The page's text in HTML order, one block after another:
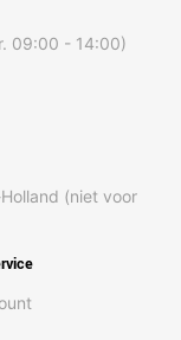
09:00 - 14:00)
(niet voor